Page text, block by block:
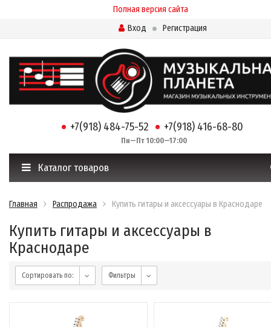
Полная версия сайта
Вход
Регистрация
+7(918) 484-75-52 +7(918) 416-68-80
Пн—Пт 10:00—17:00
Каталог товаров
Главная Распродажа Купить гитары и аксессуары в Краснодаре
Купить гитары и аксессуары в
Краснодаре
Сортировать по: Фильтры